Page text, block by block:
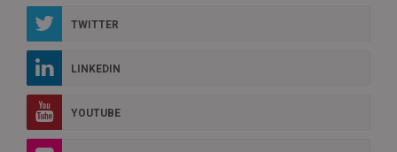
TWITTER
LINKEDIN
YOUTUBE